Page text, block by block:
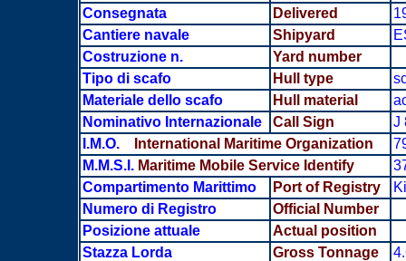
Consegnata
Delivered
Cantiere navale
Shipyard
Costruzione n.
Yard number
Tipo di scafo
Hull type
Materiale dello scafo
Hull material
Nominativo Internazionale
Call Sign
J
I.M.O.
International Maritime Organization
M.M.S.I. Maritime Mobile Service Identify
Compartimento Marittimo
Port of Registry
Numero di Registro
Official Number
Posizione attuale
Actual position
Stazza Lorda
Gross Tonnage